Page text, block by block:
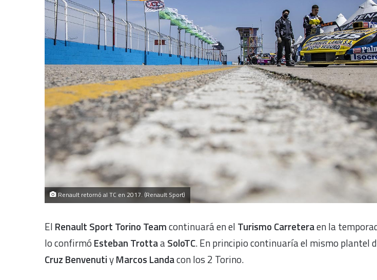
Renault retornó al TC en 2017. (Renault Sport)
El Renault Sport Torino Teamcontinuará en el Turismo Carreteraen la
lo confirmó Esteban TrottaaSoloTC. En principio continuaría el mismo plantel
Cruz BenvenutiyMarcos Landacon los 2 Torino.